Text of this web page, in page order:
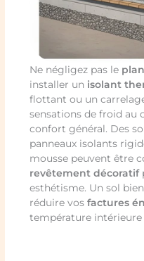
Ne négligez pas le
installer un isolant
flottant ou un
sensations de froid au
confort général. Des
panneaux isolants
mousse peuvent être
revêtement décoratif
esthétisme. Un sol
réduire vos factures
température intérieure